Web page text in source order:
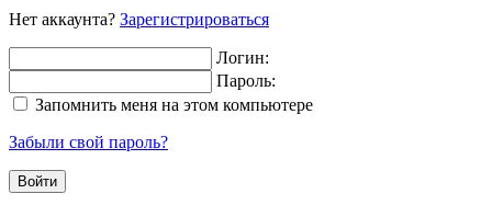
Нет аккаунта? Зарегистрироваться
Логин:
Пароль:
Запомнить меня на этом компьютере
Забыли свой пароль?